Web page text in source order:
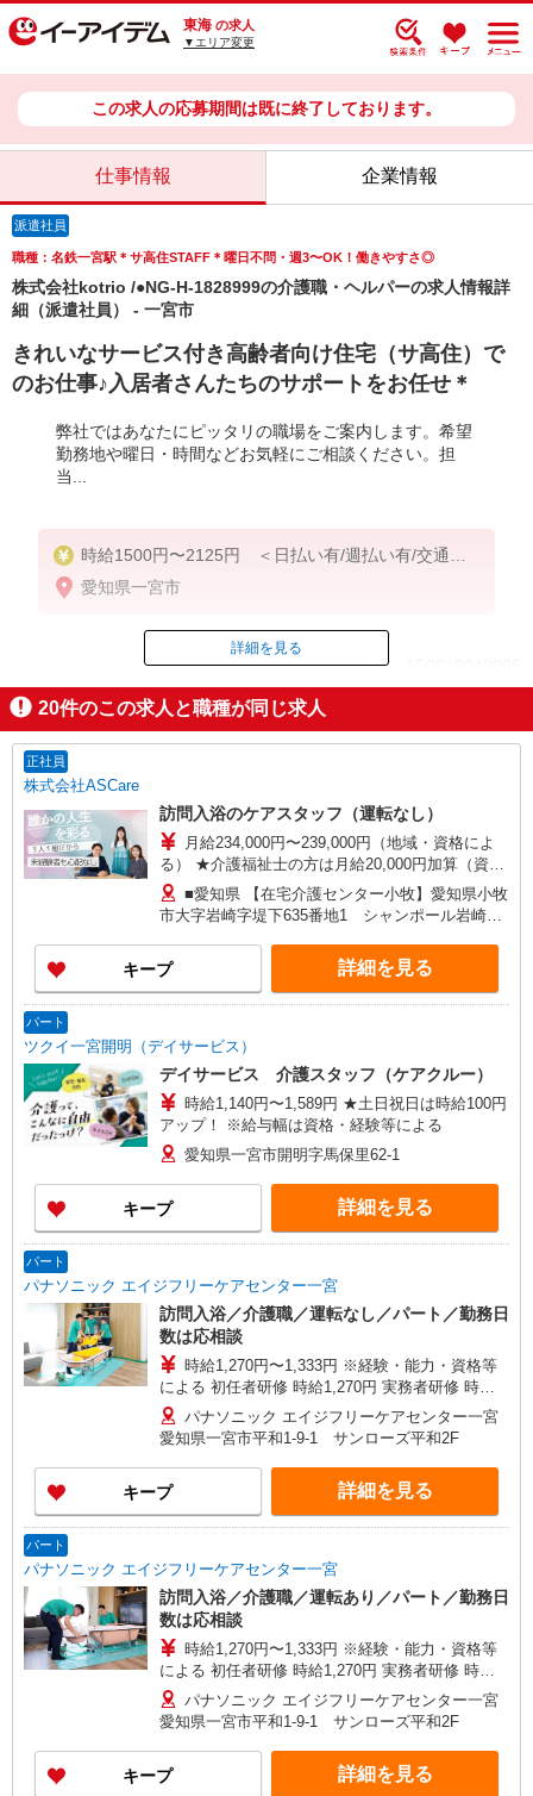
東海 の求人
▼エリア変更
この求人の応募期間は既に終了しております。
仕事情報 企業情報
派遣社員
職種：名鉄一宮駅＊サ高住STAFF＊曜日不問・週3〜OK！働きやすさ◎
株式会社kotrio /●NG-H-1828999の介護職・ヘルパーの求人情報詳
細（派遣社員） - 一宮市
きれいなサービス付き高齢者向け住宅（サ高住）で
のお仕事♪入居者さんたちのサポートをお任せ＊
弊社ではあなたにピッタリの職場をご案内します。希望
勤務地や曜日・時間などお気軽にご相談ください。担
当...
時給1500円〜2125円 ＜日払い有/週払い有/交通費
全支給(ガソリン代含む)＞
愛知県一宮市
ID：AE0610048905
掲載期間終了
詳細を見る
20件のこの求人と職種が同じ求人
正社員
株式会社ASCare
訪問入浴のケアスタッフ（運転なし）
月給234,000円〜239,000円（地域・資格によ
る） ★介護福祉士の方は月給20,000円加算（資格
手当） 別途交通費支給（30,000円上限／月） 別途
残業手当（月平均残業時間15時間）残業代全額支
給
■愛知県 【在宅介護センター小牧】愛知県小牧
市大字岩崎字堤下635番地1 シャンポール岩崎1
二丁目17番7 ■岐阜県 【在宅介護センター岐阜
北】岐阜県岐阜市白菊町四丁目47番地1 白菊町4
丁目矢島店舗事務所 【在宅介護センター中津川】
ター郡上】岐阜県郡上市大和町徳永668番地2 ■三
重県 【在宅介護センター松阪】三重県松阪市中央
町39番地10
キープ 詳細を見る
パート
ツクイ一宮開明（デイサービス）
デイサービス 介護スタッフ（ケアクルー）
時給1,140円〜1,589円 ★土日祝日は時給100円
アップ！ ※給与幅は資格・経験等による
愛知県一宮市開明字馬保里62-1
キープ 詳細を見る
パート
パナソニック エイジフリーケアセンター一宮
訪問入浴／介護職／運転なし／パート／勤務日
数は応相談
時給1,270円〜1,333円 ※経験・能力・資格等
による 初任者研修 時給1,270円 実務者研修 時給
1,270円 介護福祉士 時給1,333円 ※サービス提供8
件目以降〜1,000円/件 手当あり ※一律処遇改善加
算含む 〇時間外勤務手当 〇土日祝勤務手当 〇無
事故無違反表彰金 〇年末年始勤務手当
パナソニック エイジフリーケアセンター一宮
愛知県一宮市平和1-9-1 サンローズ平和2F
キープ 詳細を見る
パート
パナソニック エイジフリーケアセンター一宮
訪問入浴／介護職／運転あり／パート／勤務日
数は応相談
時給1,270円〜1,333円 ※経験・能力・資格等
による 初任者研修 時給1,270円 実務者研修 時給
1,270円 介護福祉士 時給1,333円 ※サービス提供8
件目以降〜1,000円/件 手当あり ※一律処遇改善加
算含む 〇時間外勤務手当 〇土日祝勤務手当 〇無
事故無違反表彰金 〇年末年始勤務手当
パナソニック エイジフリーケアセンター一宮
愛知県一宮市平和1-9-1 サンローズ平和2F
キープ 詳細を見る